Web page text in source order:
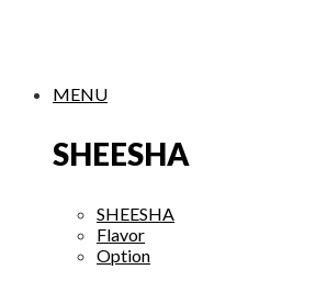
MENU
SHEESHA
SHEESHA
Flavor
Option